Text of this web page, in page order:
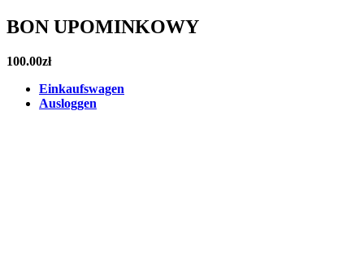
BON UPOMINKOWY
100.00zł
Einkaufswagen
Ausloggen